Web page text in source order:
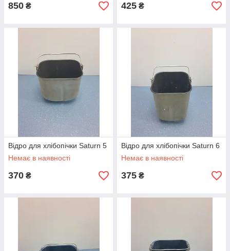
850 ₴ 425 ₴
Відро для хлібопічки Saturn 5
Немає в наявності
370 ₴
Відро для хлібопічки Saturn 6
Немає в наявності
375 ₴